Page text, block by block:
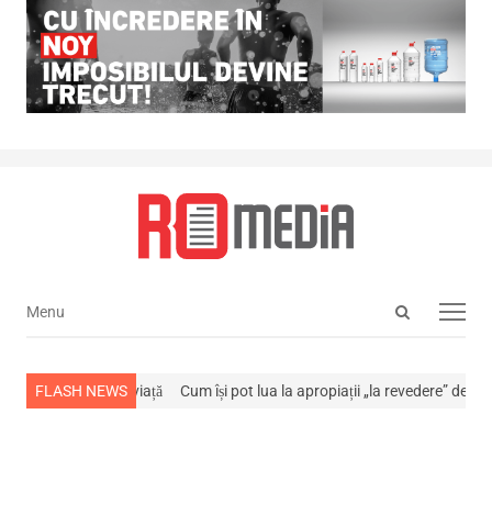
Open
Menu
Menu
FLASH NEWS
a stins din viață Cum își pot lua la apropiații „la revedere” de la…